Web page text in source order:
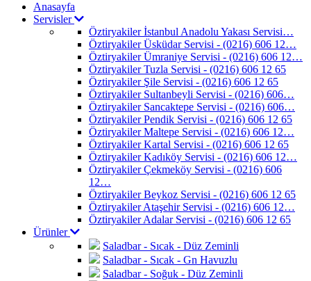
Anasayfa
Servisler
Öztiryakiler İstanbul Anadolu Yakası Servisi…
Öztiryakiler Üsküdar Servisi - (0216) 606 12…
Öztiryakiler Ümraniye Servisi - (0216) 606 12…
Öztiryakiler Tuzla Servisi - (0216) 606 12 65
Öztiryakiler Şile Servisi - (0216) 606 12 65
Öztiryakiler Sultanbeyli Servisi - (0216) 606…
Öztiryakiler Sancaktepe Servisi - (0216) 606…
Öztiryakiler Pendik Servisi - (0216) 606 12 65
Öztiryakiler Maltepe Servisi - (0216) 606 12…
Öztiryakiler Kartal Servisi - (0216) 606 12 65
Öztiryakiler Kadıköy Servisi - (0216) 606 12…
Öztiryakiler Çekmeköy Servisi - (0216) 606
12…
Öztiryakiler Beykoz Servisi - (0216) 606 12 65
Öztiryakiler Ataşehir Servisi - (0216) 606 12…
Öztiryakiler Adalar Servisi - (0216) 606 12 65
Ürünler
Saladbar - Sıcak - Düz Zeminli
Saladbar - Sıcak - Gn Havuzlu
Saladbar - Soğuk - Düz Zeminli